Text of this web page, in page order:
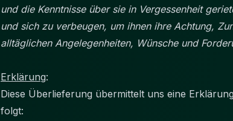
und die Kenntnisse über sie in Vergessenheit
und sich zu verbeugen, um ihnen ihre Achtung,
alltäglichen Angelegenheiten, Wünsche und
Erklärung:
Diese Überlieferung übermittelt uns eine
folgt: